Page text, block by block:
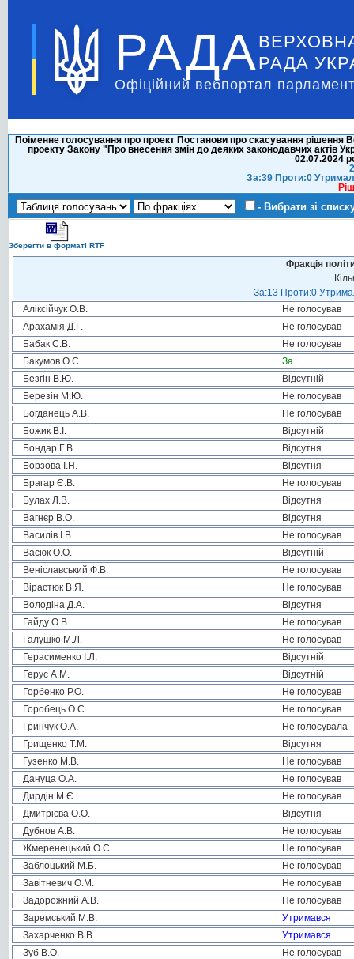
РАДА РАДА
Офіційний вебпортал
Поіменне голосування про проект Постанови про скасування рішення
проекту Закону "Про внесення змін до деяких законодавчих актів
02.07.2024
За:39 Проти:0
- Вибрати зі
Зберегти в форматі RTF
Фракція
За:13 Проти:0
Аліксійчук О.В.
Не голосував
Арахамія Д.Г.
Не голосував
Бабак С.В.
Не голосував
Бакумов О.С.
За
Безгін В.Ю.
Відсутній
Березін М.Ю.
Не голосував
Богданець А.В.
Не голосував
Божик В.І.
Відсутній
Бондар Г.В.
Відсутня
Борзова І.Н.
Відсутня
Брагар Є.В.
Не голосував
Булах Л.В.
Відсутня
Вагнєр В.О.
Відсутня
Василів І.В.
Не голосував
Васюк О.О.
Відсутній
Веніславський Ф.В.
Не голосував
Вірастюк В.Я.
Не голосував
Володіна Д.А.
Відсутня
Гайду О.В.
Не голосував
Галушко М.Л.
Не голосував
Герасименко І.Л.
Відсутній
Герус А.М.
Відсутній
Горбенко Р.О.
Не голосував
Горобець О.С.
Не голосував
Гринчук О.А.
Не голосувала
Грищенко Т.М.
Відсутня
Гузенко М.В.
Не голосував
Дануца О.А.
Не голосував
Дирдін М.Є.
Не голосував
Дмитрієва О.О.
Відсутня
Дубнов А.В.
Не голосував
Жмеренецький О.С.
Не голосував
Заблоцький М.Б.
Не голосував
Завітневич О.М.
Не голосував
Задорожний А.В.
Не голосував
Заремський М.В.
Утримався
Захарченко В.В.
Утримався
Зуб В.О.
Не голосував